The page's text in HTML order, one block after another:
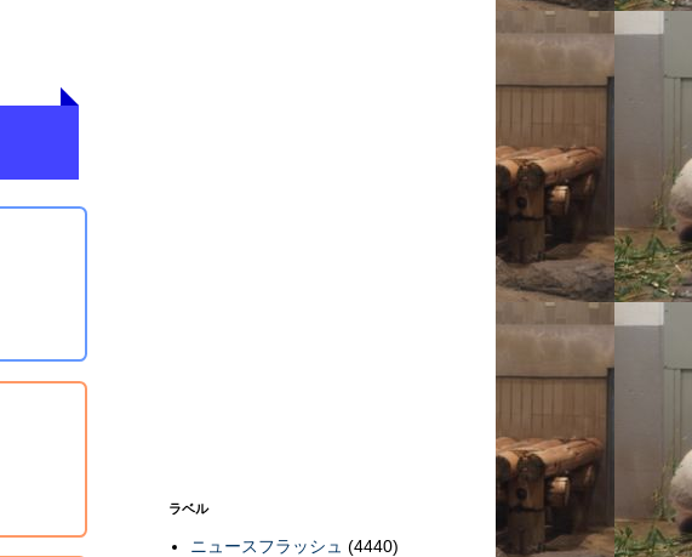
ラベル
ニュースフラッシュ (4440)